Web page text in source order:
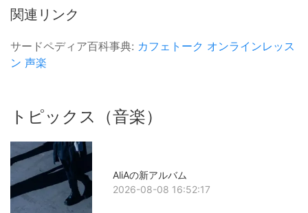
関連リンク
サードペディア百科事典: カフェトーク オンラインレッス
ン 声楽
トピックス（音楽）
AliAの新アルバム
2026-08-08 16:52:17